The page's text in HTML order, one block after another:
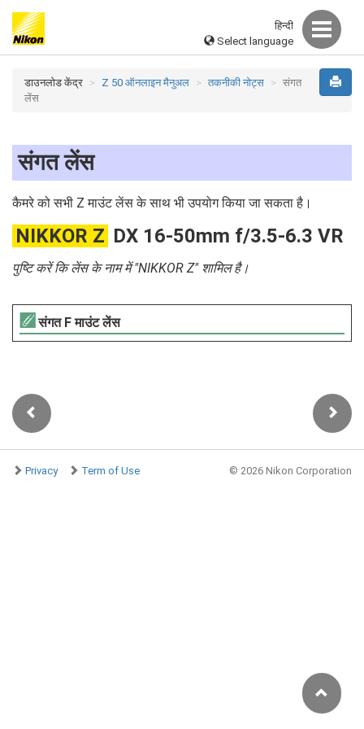
हिन्दी
Select language
डाउनलोड केंद्र Z 50 ऑनलाइन मैनुअल तकनीकी नोट्स
संगत
लेंस
संगत लेंस
कैमरे को सभी Z माउंट लेंस के साथ भी उपयोग किया जा सकता है।
NIKKOR Z DX 16-50mm f/3.5-6.3 VR
पुष्टि करें कि लेंस के नाम में "NIKKOR Z" शामिल है।
संगत F माउंट लेंस
Privacy Term of Use © 2026 Nikon Corporation